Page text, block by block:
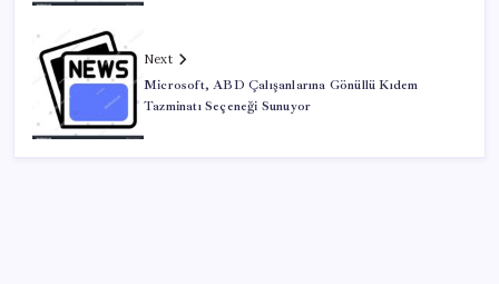
Next
Microsoft, ABD Çalışanlarına Gönüllü Kıdem
Tazminatı Seçeneği Sunuyor